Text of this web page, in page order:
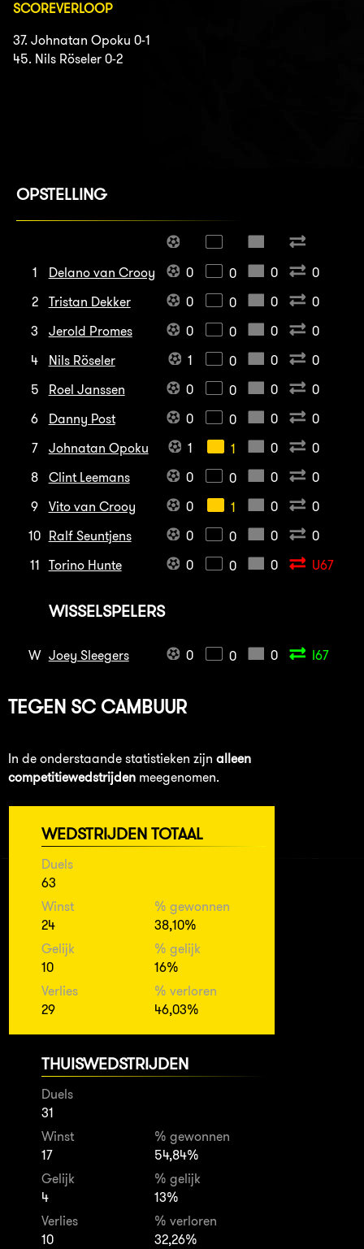
SCOREVERLOOP
37. Johnatan Opoku 0-1
45. Nils Röseler 0-2
OPSTELLING
1 Delano van Crooy 0 0 0
0
2
Tristan Dekker 0 0 0
0
3
Jerold Promes 0 0 0
0
4
Nils Röseler 1 0 0
0
5
Roel Janssen 0 0 0
0
6
Danny Post 0 0 0
0
7
Johnatan Opoku 1 1 0
0
8
Clint Leemans 0 0 0
0
9
Vito van Crooy 0 1 0
0
10 Ralf Seuntjens 0 0 0
0
11
Torino Hunte 0 0 0 U67
WISSELSPELERS
W Joey Sleegers 0 0 0 I67
TEGEN SC CAMBUUR
In de onderstaande statistieken zijn alleen
competitiewedstrijden meegenomen.
WEDSTRIJDEN TOTAAL
Duels
63
Winst
24
% gewonnen
38,10%
Gelijk
10
% gelijk
16%
Verlies
29
% verloren
46,03%
THUISWEDSTRIJDEN
Duels
31
Winst
17
% gewonnen
54,84%
Gelijk
4
% gelijk
13%
Verlies
10
% verloren
32,26%